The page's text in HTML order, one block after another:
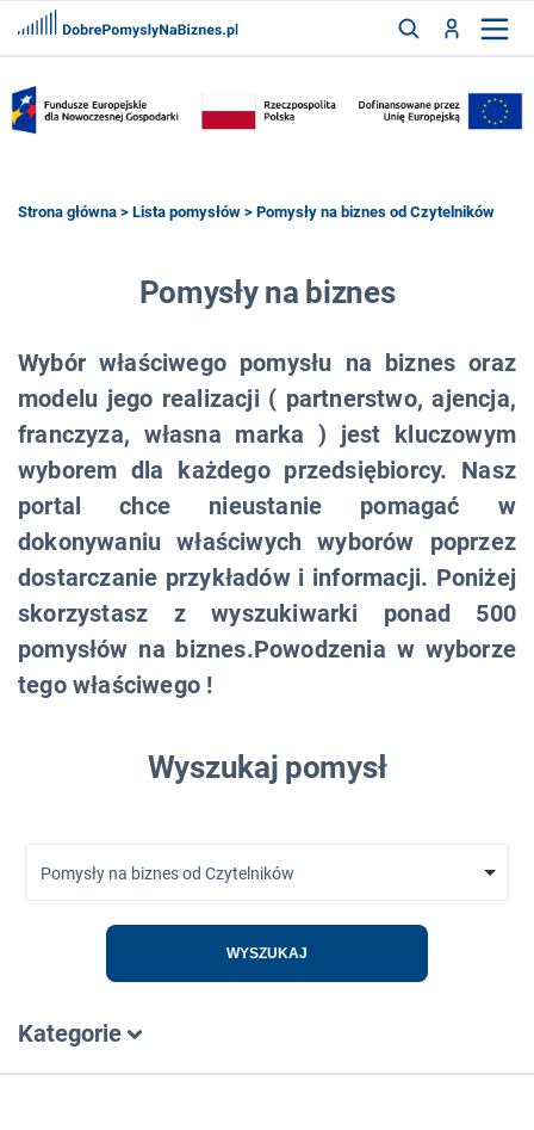
ZALOGUJ
ZAREJESTRUJ
FRANCZYZY
Strona główna > Lista pomysłów > Pomysły na biznes od Czytelników
Pomysły na biznes
Wybór właściwego pomysłu na biznes oraz
modelu jego realizacji ( partnerstwo, ajencja,
franczyza, własna marka ) jest kluczowym
wyborem dla każdego przedsiębiorcy. Nasz
portal chce nieustanie pomagać w
dokonywaniu właściwych wyborów poprzez
dostarczanie przykładów i informacji. Poniżej
skorzystasz z wyszukiwarki ponad 500
pomysłów na biznes.Powodzenia w wyborze
tego właściwego !
Wyszukaj pomysł
Pomysły na biznes od Czytelników
WYSZUKAJ
Kategorie